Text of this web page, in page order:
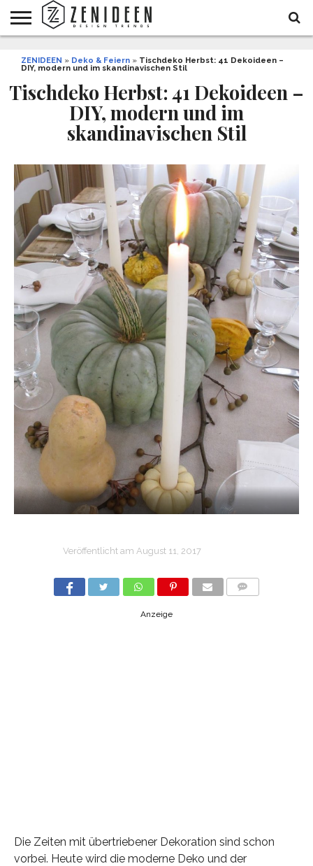
INNENDESIGN
ARCHITEKTUR
GARTEN
UND
LIFESTYLE
DEKO
&
DIY
STYLE
REZEPTE
GESUNDHEIT
WEIHNACHTEN
ZENIDEEN » Deko & Feiern » Tischdeko Herbst: 41 Dekoideen –
DIY, modern und im skandinavischen Stil
Tischdeko Herbst: 41 Dekoideen –
DIY, modern und im
skandinavischen Stil
Veröffentlicht am August 11, 2017
Anzeige
Die Zeiten mit übertriebener Dekoration sind schon
vorbei. Heute wird die moderne Deko und der